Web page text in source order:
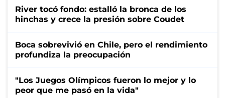
River tocó fondo: estalló la bronca de los
hinchas y crece la presión sobre Coudet
Boca sobrevivió en Chile, pero el rendimiento
profundiza la preocupación
"Los Juegos Olímpicos fueron lo mejor y lo
peor que me pasó en la vida"